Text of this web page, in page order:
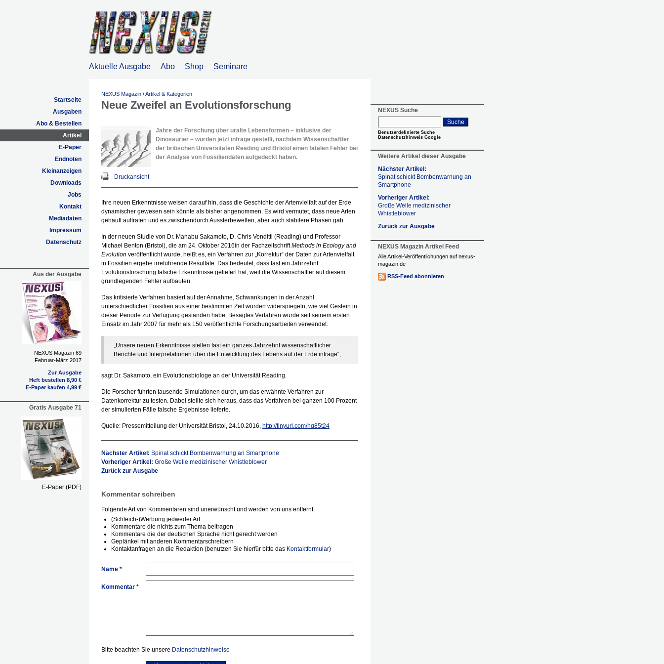
Aktuelle Ausgabe Abo Shop Seminare
Startseite
Ausgaben
Abo & Bestellen
Artikel
E-Paper
Endnoten
Kleinanzeigen
Downloads
Jobs
Kontakt
Mediadaten
Impressum
Datenschutz
Aus der Ausgabe
NEXUS Magazin 69
Februar-März 2017
Zur Ausgabe
Heft bestellen 8,90 €
E-Paper kaufen 4,99 €
Gratis Ausgabe 71
E-Paper (PDF)
NEXUS Magazin /Artikel & Kategorien
Neue Zweifel an Evolutionsforschung
Jahre der Forschung über uralte Lebensformen – inklusive der
Dinosaurier – wurden jetzt infrage gestellt, nachdem Wissenschaftler
der britischen Universitäten Reading und Bristol einen fatalen Fehler bei
der Analyse von Fossiliendaten aufgedeckt haben.
Druckansicht
Ihre neuen Erkenntnisse weisen darauf hin, dass die Geschichte der Artenvielfalt auf der Erde
dynamischer gewesen sein könnte als bisher angenommen. Es wird vermutet, dass neue Arten
gehäuft auftraten und es zwischendurch Aussterbewellen, aber auch stabilere Phasen gab.
In der neuen Studie von Dr. Manabu Sakamoto, D. Chris Venditti (Reading) und Professor
Michael Benton (Bristol), die am 24. Oktober 2016in der FachzeitschriftMethods in Ecology and
Evolution veröffentlicht wurde, heißt es, ein Verfahren zur „Korrektur“ der Daten zur Artenvielfalt
in Fossilien ergebe irreführende Resultate. Das bedeutet, dass fast ein Jahrzehnt
Evolutionsforschung falsche Erkenntnisse geliefert hat, weil die Wissenschaftler auf diesem
grundlegenden Fehler aufbauten.
Das kritisierte Verfahren basiert auf der Annahme, Schwankungen in der Anzahl
unterschiedlicher Fossilien aus einer bestimmten Zeit würden widerspiegeln, wie viel Gestein in
dieser Periode zur Verfügung gestanden habe. Besagtes Verfahren wurde seit seinem ersten
Einsatz im Jahr 2007 für mehr als 150 veröffentlichte Forschungsarbeiten verwendet.
„Unsere neuen Erkenntnisse stellen fast ein ganzes Jahrzehnt wissenschaftlicher
Berichte und Interpretationen über die Entwicklung des Lebens auf der Erde infrage“,
sagt Dr. Sakamoto, ein Evolutionsbiologe an der Universität Reading.
Die Forscher führten tausende Simulationen durch, um das erwähnte Verfahren zur
Datenkorrektur zu testen. Dabei stellte sich heraus, dass das Verfahren bei ganzen 100 Prozent
der simulierten Fälle falsche Ergebnisse lieferte.
Quelle: Pressemitteilung der Universität Bristol, 24.10.2016, http://tinyurl.com/hq85t24
Nächster Artikel: Spinat schickt Bombenwarnung an Smartphone
Vorheriger Artikel: Große Welle medizinischer Whistleblower
Zurück zur Ausgabe
Kommentar schreiben
Folgende Art von Kommentaren sind unerwünscht und werden von uns entfernt:
(Schleich-)Werbung jedweder Art
Kommentare die nichts zum Thema beitragen
Kommentare die der deutschen Sprache nicht gerecht werden
Geplänkel mit anderen Kommentarschreibern
Kontaktanfragen an die Redaktion (benutzen Sie hierfür bitte das Kontaktformular)
Name *
Kommentar *
Bitte beachten Sie unsere Datenschutzhinweise
NEXUS Suche
Suche
Benutzerdefinierte Suche
Datenschutzhinweis Google
Weitere Artikel dieser Ausgabe
Nächster Artikel:
Spinat schickt Bombenwarnung an
Smartphone
Vorheriger Artikel:
Große Welle medizinischer
Whistleblower
Zurück zur Ausgabe
NEXUS Magazin Artikel Feed
Alle Artikel-Veröffentlichungen auf nexus-
magazin.de
RSS-Feed abonnieren